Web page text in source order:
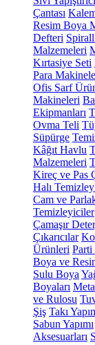
Çantası
Resim Boya
Defteri
Malzemeleri
Kırtasiye Seti
Para
Ofis Sarf
Makineleri
Ekipmanları
Ovma Teli
Süpürge
Kâğıt Havlu
Malzemeleri
Kireç ve Pas
Halı
Cam ve
Temizleyiciler
Çamaşır
Çıkarıcılar
Ürünleri Parti
Boya ve
Sulu Boya
Boyaları
ve Rulosu
Şiş Takı
Sabun Yapımı
Aksesuarları